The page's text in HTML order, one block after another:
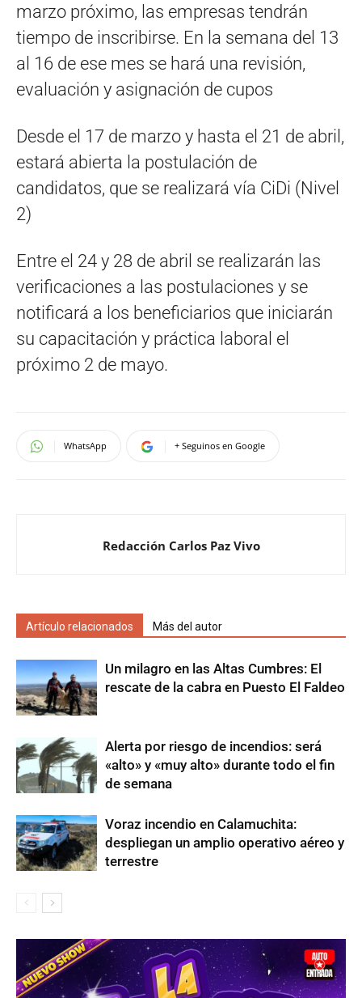
marzo próximo, las empresas tendrán
tiempo de inscribirse. En la semana del 13
al 16 de ese mes se hará una revisión,
evaluación y asignación de cupos
Desde el 17 de marzo y hasta el 21 de abril,
estará abierta la postulación de
candidatos, que se realizará vía CiDi (Nivel
2)
Entre el 24 y 28 de abril se realizarán las
verificaciones a las postulaciones y se
notificará a los beneficiarios que iniciarán
su capacitación y práctica laboral el
próximo 2 de mayo.
WhatsApp + Seguinos en Google
Redacción Carlos Paz Vivo
Artículo relacionados Más del autor
Un milagro en las Altas Cumbres: El
rescate de la cabra en Puesto El Faldeo
Alerta por riesgo de incendios: será
«alto» y «muy alto» durante todo el fin
de semana
Voraz incendio en Calamuchita:
despliegan un amplio operativo aéreo y
terrestre